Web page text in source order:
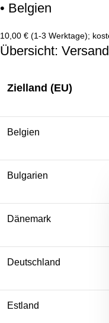
• Belgien
10,00 € (1-3 Werktage);
Übersicht:
Zielland (EU)
Belgien
Bulgarien
Dänemark
Deutschland
Estland